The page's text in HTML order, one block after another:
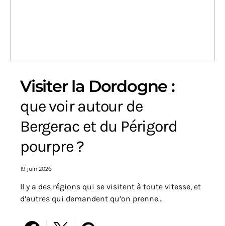
Visiter la Dordogne :
que voir autour de
Bergerac et du Périgord
pourpre ?
19 juin 2026
Il y a des régions qui se visitent à toute vitesse, et
d’autres qui demandent qu’on prenne…